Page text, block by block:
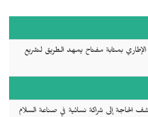
بمثابة مفتاح يمهد الطريق لتشريع
الحاجة إلى شراكة نسائية في صناعة السلام